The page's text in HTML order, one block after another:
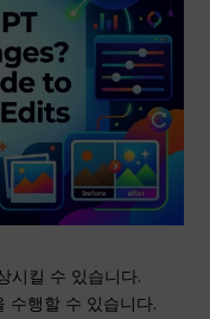
시킬 수 있습니다.
수행할 수 있습니다.